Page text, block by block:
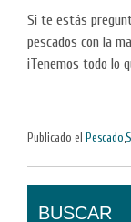
Si te estás
pescados con la
¡Tenemos todo lo
Publicado el Pescado,
BUSCAR